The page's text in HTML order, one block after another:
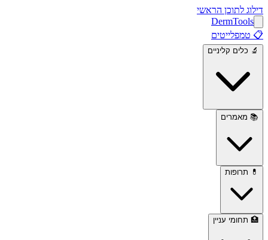
דילוג לתוכן הראשי
DermTools
📋 טמפלייטים
🔬 כלים קליניים
📚 מאמרים
💊 תרופות
🏥 תחומי עניין